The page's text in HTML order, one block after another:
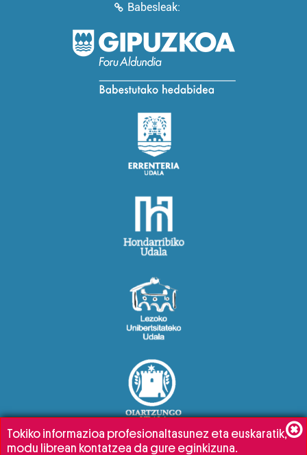
Babesleak:
Tokiko informazioa profesionaltasunez eta euskaratik,
modu librean kontatzea da gure eginkizuna.